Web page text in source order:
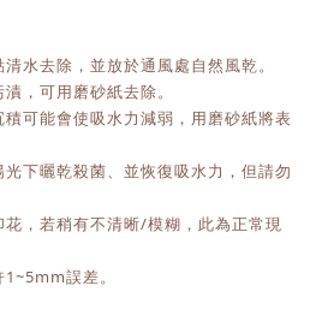
水去除，並放於通風處自然風乾。
，可用磨砂紙去除。
可能會使吸水力減弱，用磨砂紙將表
下曬乾殺菌、並恢復吸水力，但請勿
，若稍有不清晰/模糊，此為正常現
誤差。